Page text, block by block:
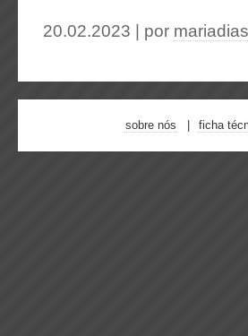
20.02.2023 | por mariadias
sobre nós ficha